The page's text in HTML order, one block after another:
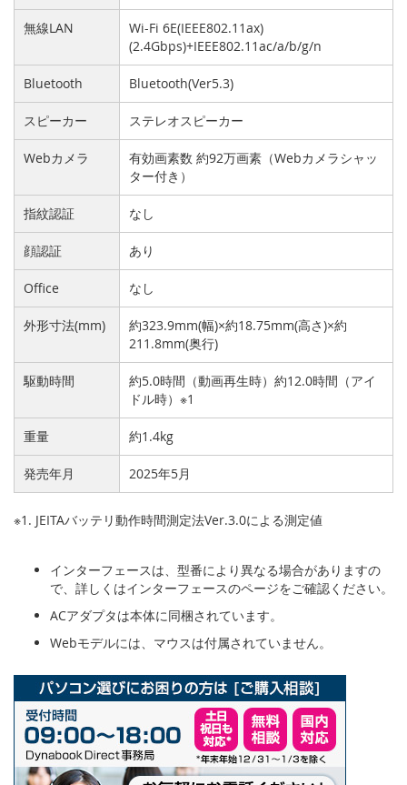
無線LAN
Wi-Fi 6E(IEEE802.11ax)
(2.4Gbps)+IEEE802.11ac/a/b/g/n
Bluetooth Bluetooth(Ver5.3)
スピーカー ステレオスピーカー
Webカメラ
有効画素数 約92万画素（Webカメラシャッ
ター付き）
指紋認証 なし
顔認証 あり
Office なし
外形寸法(mm)
約323.9mm(幅)×約18.75mm(高さ)×約
211.8mm(奥行)
駆動時間
約5.0時間（動画再生時）約12.0時間（アイ
ドル時）※1
重量 約1.4kg
発売年月 2025年5月
※1. JEITAバッテリ動作時間測定法Ver.3.0による測定値
インターフェースは、型番により異なる場合がありますの
で、詳しくはインターフェースのページをご確認ください。
ACアダプタは本体に同梱されています。
Webモデルには、マウスは付属されていません。